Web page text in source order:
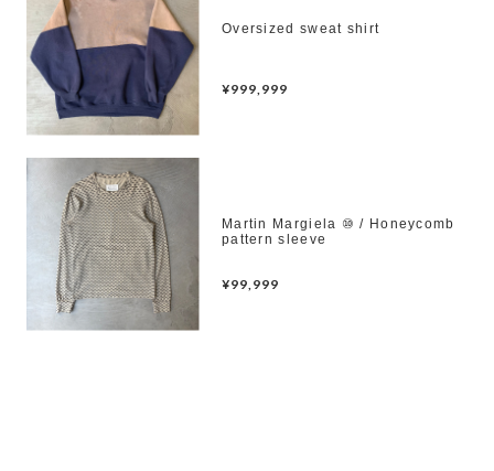
Oversized sweat shirt
¥999,999
Martin Margiela ⑩ / Honeycomb
pattern sleeve
¥99,999